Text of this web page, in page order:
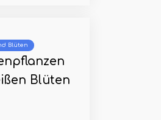
Blüten
Blüten